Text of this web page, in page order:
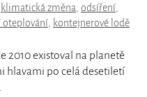
klimatická změna, odsíření,
oteplování, kontejnerové lodě
2010 existoval na planetě
hlavami po celá desetiletí